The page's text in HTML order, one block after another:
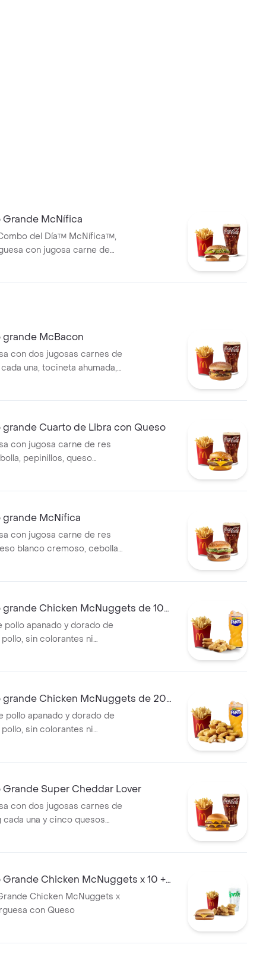
McNífica
del Día™ McNífica™,
con jugosa carne de
queso blanco cremoso,
McBacon
con dos jugosas carnes de
una, tocineta ahumada,
cheddar cremoso, salsa
grande a elección.
Cuarto de Libra con Queso
con jugosa carne de res
pepinillos, queso
salsa de tomate y
a elección.McNífica
con jugosa carne de res
blanco cremoso, cebolla,
lechuga, salsa de tomate,
grande a elección.
Chicken McNuggets de 10
pollo apanado y dorado de
sin colorantes ni
artificiales. Acompañadas
grande Chicken McNuggets de 20
pollo apanado y dorado de
sin colorantes ni
artificiales. Acompañadas
Super Cheddar Lover
con dos jugosas carnes de
cada una y cinco quesos
de papas fritas
Chicken McNuggets x 10 +
con Queso
Chicken McNuggets x
con Queso